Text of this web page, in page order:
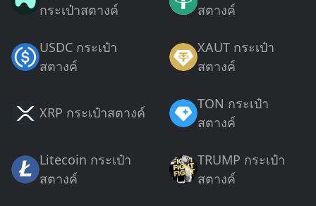
กระเป๋าสตางค์
สตางค์
USDC กระเป๋า
สตางค์
XAUT กระเป๋า
สตางค์
XRP กระเป๋าสตางค์
TON กระเป๋า
สตางค์
Litecoin กระเป๋า
สตางค์
TRUMP กระเป๋า
สตางค์